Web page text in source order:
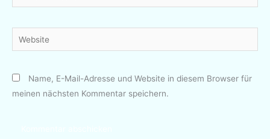
Mail-
Website
Name, E-Mail-Adresse und Website in diesem Browser für
meinen nächsten Kommentar speichern.